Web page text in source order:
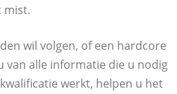
mist.
wil volgen, of een hardcore
van alle informatie die u nodig
werkt, helpen u het